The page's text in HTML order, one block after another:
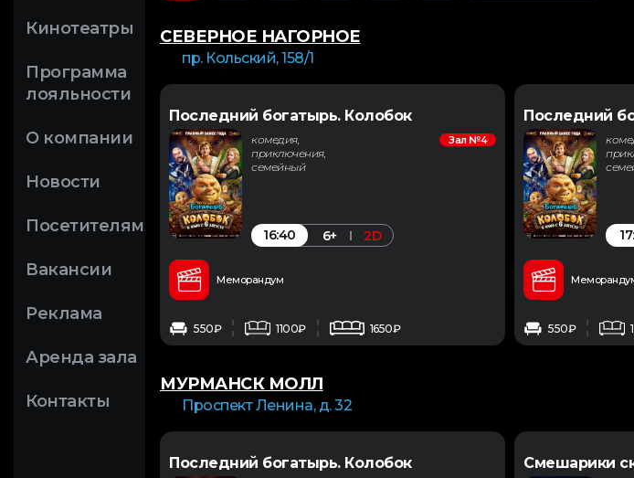
Кинотеатры
Программа
лояльности
О компании
Новости
Посетителям
Вакансии
Реклама
Аренда зала
Контакты
СЕВЕРНОЕ НАГОРНОЕ
пр. Кольский, 158/1
Последний богатырь. Колобок
комедия,
приключения,
семейный
Зал №4
16:40 6+ 2D
Меморандум
550₽ 1100₽ 1650₽
Последний
550₽
МУРМАНСК МОЛЛ
Проспект Ленина, д. 32
Последний богатырь. Колобок Смешарики